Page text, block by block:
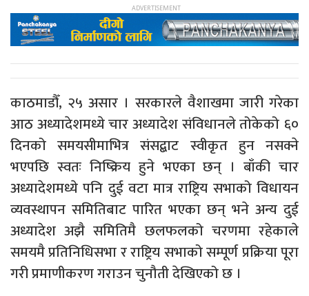
काठमाडौँ, २५ असार । सरकारले वैशाखमा जारी गरेका
आठ अध्यादेशमध्ये चार अध्यादेश संविधानले तोकेको ६०
दिनको समयसीमाभित्र संसद्बाट स्वीकृत हुन नसक्ने
भएपछि स्वतः निष्क्रिय हुने भएका छन् । बाँकी चार
अध्यादेशमध्ये पनि दुई वटा मात्र राष्ट्रिय सभाको विधायन
व्यवस्थापन समितिबाट पारित भएका छन् भने अन्य दुई
अध्यादेश अझै समितिमै छलफलको चरणमा रहेकाले
समयमै प्रतिनिधिसभा र राष्ट्रिय सभाको सम्पूर्ण प्रक्रिया पूरा
गरी प्रमाणीकरण गराउन चुनौती देखिएको छ ।